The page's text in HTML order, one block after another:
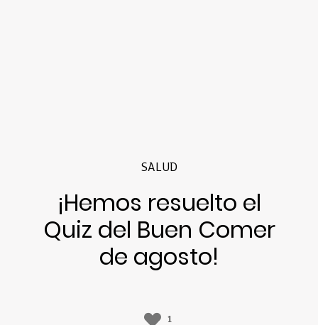
SALUD
¡Hemos resuelto el
Quiz del Buen Comer
de agosto!
1